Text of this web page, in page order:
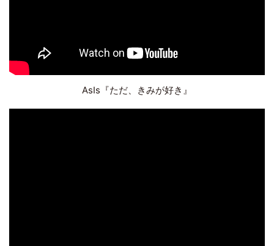
AsIs『ただ、きみが好き』